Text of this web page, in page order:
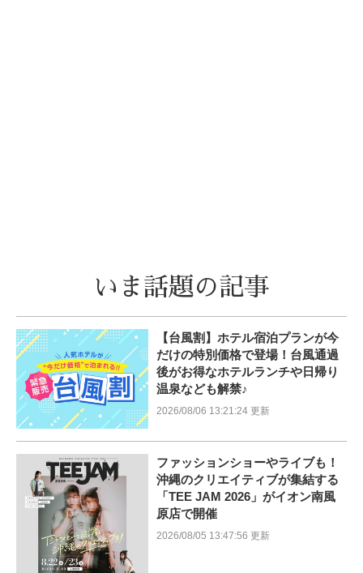
いま話題の記事
【台風割】ホテル宿泊プランが今
だけの特別価格で登場！台風通過
後がお得なホテルランチや日帰り
温泉なども解禁♪
2026/08/06 13:21:24 更新
ファッションショーやライブも！
沖縄のクリエイティブが集結する
「TEE JAM 2026」がイオン南風
原店で開催
2026/08/05 13:47:56 更新